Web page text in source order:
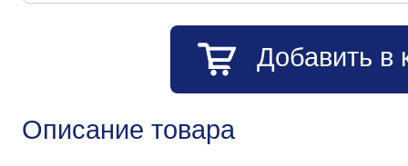
Добавить в
Описание товара